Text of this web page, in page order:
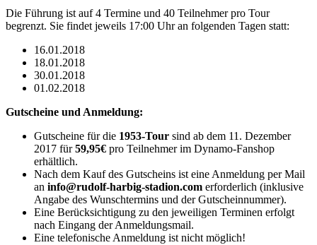
Die Führung ist auf 4 Termine und 40 Teilnehmer pro Tour
begrenzt. Sie findet jeweils 17:00 Uhr an folgenden Tagen statt:
16.01.2018
18.01.2018
30.01.2018
01.02.2018
Gutscheine und Anmeldung:
Gutscheine für die 1953-Tour sind ab dem 11. Dezember
2017 für59,95€ pro Teilnehmer im Dynamo-Fanshop
erhältlich.
Nach dem Kauf des Gutscheins ist eine Anmeldung per Mail
an info@rudolf-harbig-stadion.com erforderlich (inklusive
Angabe des Wunschtermins und der Gutscheinnummer).
Eine Berücksichtigung zu den jeweiligen Terminen erfolgt
nach Eingang der Anmeldungsmail.
Eine telefonische Anmeldung ist nicht möglich!